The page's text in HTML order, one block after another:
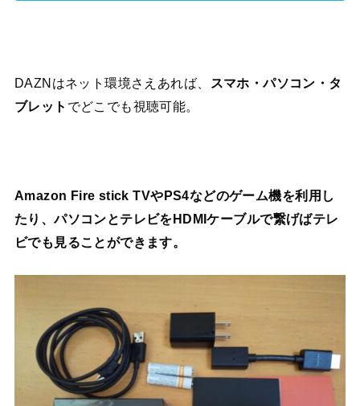
DAZNはネット環境さえあれば、
スマホ・パソコン・タ
ブレット でどこでも視聴可能。
Amazon Fire stick TVやPS4などのゲーム機を利用し
たり、パソコンとテレビをHDMIケーブルで繋げばテレ
ビでも見ることができます。